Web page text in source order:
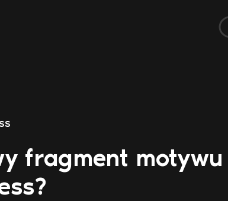
fragment